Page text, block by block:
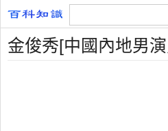
金俊秀[中國內地男